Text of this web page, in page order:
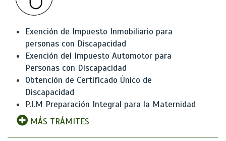
Exención de Impuesto Inmobiliario para
personas con Discapacidad
Exención del Impuesto Automotor para
Personas con Discapacidad
Obtención de Certificado Único de
Discapacidad
P.I.M Preparación Integral para la Maternidad
MÁS TRÁMITES